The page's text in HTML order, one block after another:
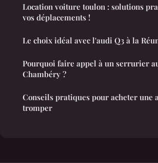
Location voiture toulon : solutions
vos déplacements !
Le choix idéal avec l'audi Q3 à la
Pourquoi faire appel à un serrurier
Chambéry ?
Conseils pratiques pour acheter une
tromper